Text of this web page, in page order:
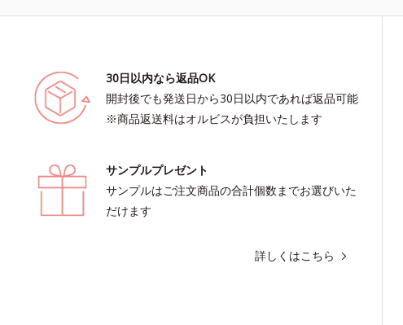
30日以内なら返品OK
開封後でも発送日から30日以内であれば返品可能
※商品返送料はオルビスが負担いたします
サンプルプレゼント
サンプルはご注文商品の合計個数までお選びいた
だけます
詳しくはこちら